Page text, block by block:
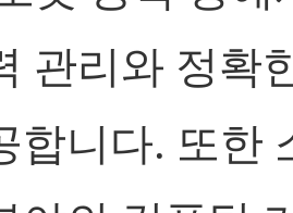
관리와 정확
합니다. 또한